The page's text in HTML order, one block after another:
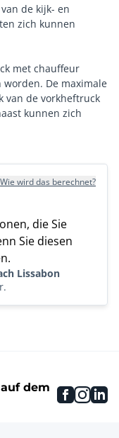
de kijk- en
zich kunnen
met chauffeur
De maximale
van de vorkheftruck
kunnen zich
Wie wird das berechnet?
die Sie
Sie diesen
Lissabon
dem